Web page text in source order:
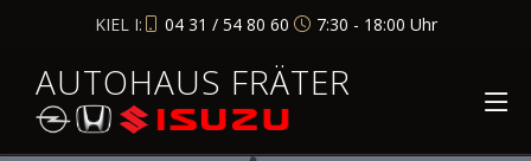
KIEL I: 04 31 / 54 80 60 7:30 - 18:00 Uhr
AUTOHAUS FRÄTER